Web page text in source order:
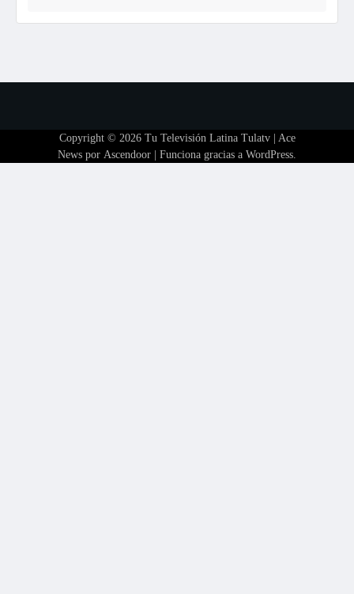
Copyright © 2026 Tu Televisión Latina Tulatv| Ace
News por Ascendoor | Funciona gracias a WordPress.